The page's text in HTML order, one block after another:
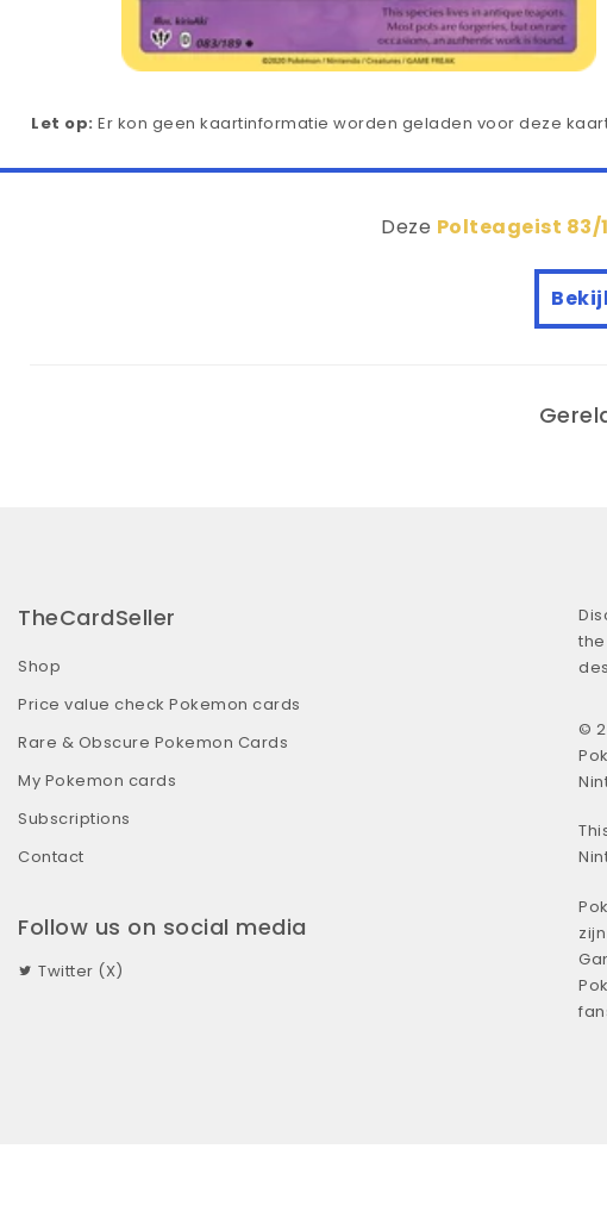
Let op: Er kon geen kaartinformatie worden geladen voor deze
Deze Polteageist 83/
TheCardSeller
Shop
Price value check Pokemon cards
Rare & Obscure Pokemon Cards
My Pokemon cards
Subscriptions
Contact
Follow us on social media
Twitter (X)
the
©